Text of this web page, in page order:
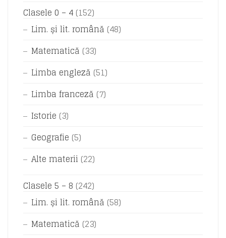
Clasele 0 – 4 (152)
Lim. și lit. română (48)
Matematică (33)
Limba engleză (51)
Limba franceză (7)
Istorie (3)
Geografie (5)
Alte materii (22)
Clasele 5 – 8 (242)
Lim. și lit. română (58)
Matematică (23)